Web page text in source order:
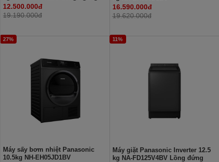
12.500.000đ
19.190.000đ
16.590.000đ
19.620.000đ
27%
Máy sấy bơm nhiệt Panasonic
10.5kg NH-EH05JD1BV
11%
Máy giặt Panasonic Inverter 12.5
kg NA-FD125V4BV Lồng đứng